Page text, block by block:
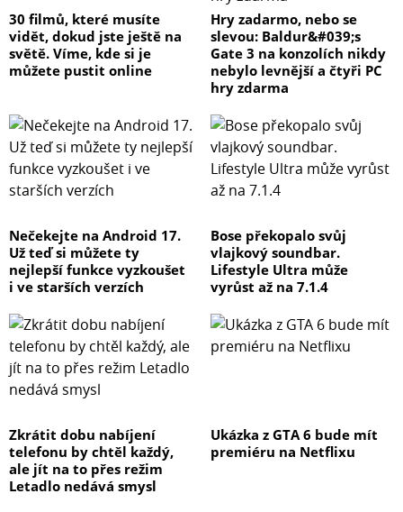
30 filmů, které musíte
vidět, dokud jste ještě na
světě. Víme, kde si je
můžete pustit online
Hry zadarmo, nebo se
slevou: Baldur&#039;s
Gate 3 na konzolích nikdy
nebylo levnější a čtyři PC
hry zdarma
Nečekejte na Android 17.
Už teď si můžete ty
nejlepší funkce vyzkoušet
i ve starších verzích
Bose překopalo svůj
vlajkový soundbar.
Lifestyle Ultra může
vyrůst až na 7.1.4
Zkrátit dobu nabíjení
telefonu by chtěl každý,
ale jít na to přes režim
Letadlo nedává smysl
Ukázka z GTA 6 bude mít
premiéru na Netflixu